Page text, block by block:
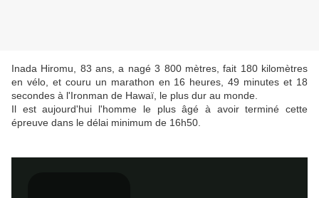
Inada Hiromu, 83 ans, a nagé 3 800 mètres, fait 180 kilomètres
en vélo, et couru un marathon en 16 heures, 49 minutes et 18
secondes à l'Ironman de Hawaï, le plus dur au monde.
Il est aujourd'hui l'homme le plus âgé à avoir terminé cette
épreuve dans le délai minimum de 16h50.